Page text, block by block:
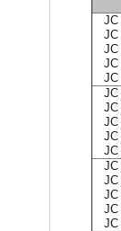
JC
JC
JC
JC
JC
JC
JC
JC
JC
JC
JC
JC
JC
JC
JC